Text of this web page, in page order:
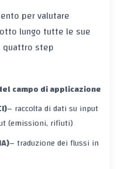
per valutare
lungo tutte le sue
quattro step
campo di applicazione
– raccolta di dati su input
(emissioni, rifiuti)
– traduzione dei flussi in